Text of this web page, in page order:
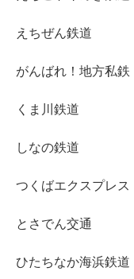
えちぜん鉄道
がんばれ！地方私鉄
くま川鉄道
しなの鉄道
つくばエクスプレス
とさでん交通
ひたちなか海浜鉄道